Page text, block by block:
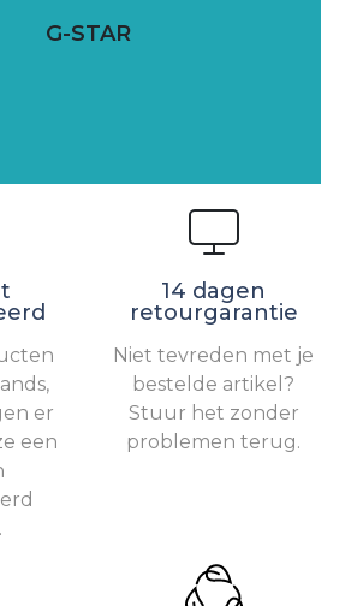
G-STAR
er
een
14 dagen
retourgarantie
Niet tevreden met je
bestelde artikel?
Stuur het zonder
problemen terug.